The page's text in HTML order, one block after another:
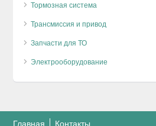
Тормозная система
Трансмиссия и привод
Запчасти для ТО
Электрооборудование
Главная Контакты